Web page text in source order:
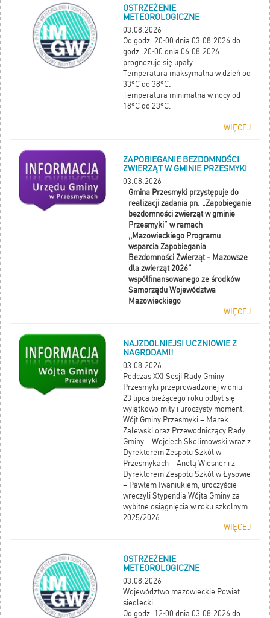
OSTRZEŻENIE
METEOROLOGICZNE
03.08.2026
Od godz. 20:00 dnia 03.08.2026 do
godz. 20:00 dnia 06.08.2026
prognozuje się upały.
Temperatura maksymalna w dzień od
33°C do 38°C.
Temperatura minimalna w nocy od
18°C do 23°C.
WIĘCEJ
ZAPOBIEGANIE BEZDOMNOŚCI
ZWIERZĄT W GMINIE PRZESMYKI
03.08.2026
Gmina Przesmyki przystępuje do
realizacji zadania pn. „Zapobieganie
bezdomności zwierząt w gminie
Przesmyki” w ramach
,,Mazowieckiego Programu
wsparcia Zapobiegania
Bezdomności Zwierząt - Mazowsze
dla zwierząt 2026”
współfinansowanego ze środków
Samorządu Województwa
Mazowieckiego
WIĘCEJ
NAJZDOLNIEJSI UCZNIOWIE Z
NAGRODAMI!
03.08.2026
Podczas XXI Sesji Rady Gminy
Przesmyki przeprowadzonej w dniu
23 lipca bieżącego roku odbył się
wyjątkowo miły i uroczysty moment.
Wójt Gminy Przesmyki – Marek
Zalewski oraz Przewodniczący Rady
Gminy – Wojciech Skolimowski wraz z
Dyrektorem Zespołu Szkół w
Przesmykach – Anetą Wiesner i z
Dyrektorem Zespołu Szkół w Łysowie
– Pawłem Iwaniukiem, uroczyście
wręczyli Stypendia Wójta Gminy za
wybitne osiągnięcia w roku szkolnym
2025/2026.
WIĘCEJ
OSTRZEŻENIE
METEOROLOGICZNE
03.08.2026
Województwo mazowieckie Powiat
siedlecki
Od godz. 12:00 dnia 03.08.2026 do